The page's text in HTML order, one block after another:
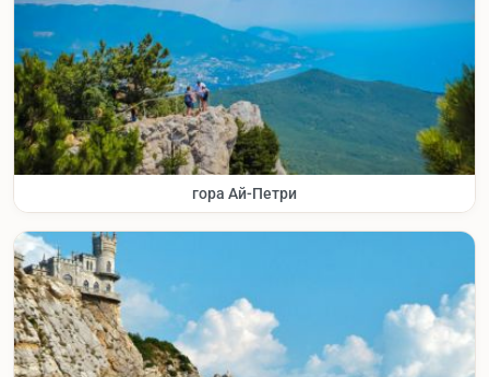
гора Ай-Петри